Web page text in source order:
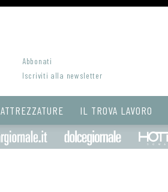
Abbonati
Iscriviti alla newsletter
ATTREZZATURE IL TROVA LAVORO
Bargiornale